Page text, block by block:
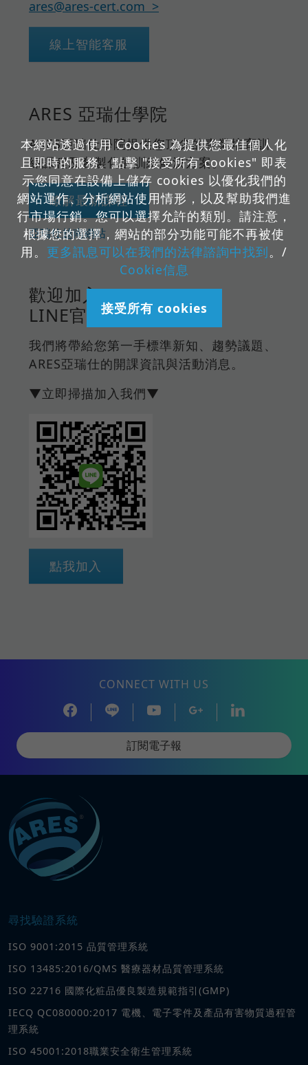
ares@ares-cert.com
線上智能客服
ARES 亞瑞仕學院
ARES亞瑞仕學院提供您頂尖的專業培育訓
練課程及客製化的訓練解決方案。
瞭解最新課程
亞瑞仕越南網站
歡迎加入ARES
LINE官方帳號
我們將帶給您第一手標準新知、趨勢議題、
ARES亞瑞仕的開課資訊與活動消息。
▼立即掃描加入我們▼
點我加入
CONNECT WITH US
訂閱電子報
尋找驗證系統
ISO 9001:2015 品質管理系統
ISO 13485:2016/QMS 醫療器材品質管理系統
ISO 22716 國際化粧品優良製造規範指引(GMP)
IECQ QC080000:2017 電機、電子零件及產品有害物質過程管
理系統
ISO 45001:2018職業安全衛生管理系統
本網站透過使用 Cookies 為提供您最佳個人化
且即時的服務。點擊 "接受所有 cookies" 即表
示您同意在設備上儲存 cookies 以優化我們的
網站運作、分析網站使用情形，以及幫助我們進
行市場行銷。您可以選擇允許的類別。請注意，
根據您的選擇，網站的部分功能可能不再被使
用。 更多訊息可以在我們的法律諮詢中找到。/
Cookie信息
接受所有 cookies